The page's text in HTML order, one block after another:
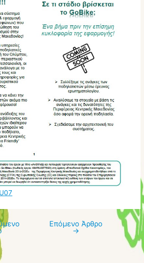
Επόμενο Άρθρο
→